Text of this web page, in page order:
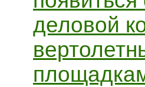
деловой